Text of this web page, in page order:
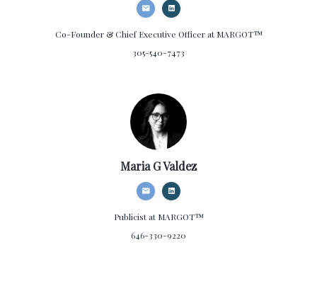
Co-Founder & Chief Executive Officerat MARGOT™
305-540-7473
Maria G Valdez
Publicistat MARGOT™
646-330-9220